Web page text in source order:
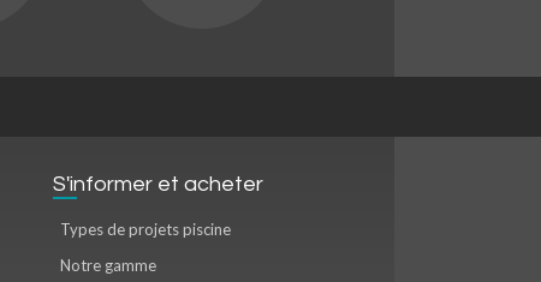
S'informer et acheter
Types de projets piscine
Notre gamme